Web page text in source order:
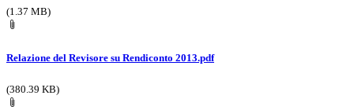
(1.37 MB)
Relazione del Revisore su Rendiconto 2013.pdf
(380.39 KB)